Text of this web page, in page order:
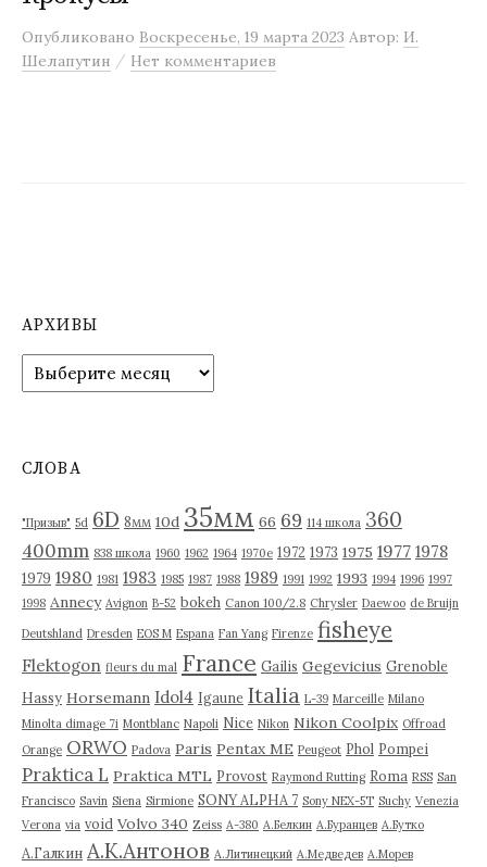
м
у
Опубликовано Воскресенье, 19 марта 2023 Автор: И.
Шелапутин / Нет комментариев
АРХИВЫ
р
в
СЛОВА
"Призыв" 5d 6D 8мм 10d 35мм 66 69 114 школа 360
400mm 838 школа 1960 1962 1964 1970е 1972 1973 1975 1977 1978
1979 1980 1981 1983 1985 1987 1988 1989 1991 1992 1993 1994 1996 1997
1998 Annecy Avignon B-52 bokeh Canon 100/2.8 Chrysler Daewoo de Bruijn
Deutshland Dresden EOS M Espana Fan Yang Firenze fisheye
Flektogon fleurs du mal France Gailis Gegevicius Grenoble
Hassy Horsemann Idol4 Igaune Italia L-39 Marceille Milano
Minolta dimage 7i Montblanc Napoli Nice Nikon Nikon Coolpix Offroad
Orange ORWO Padova Paris Pentax ME Peugeot Phol Pompei
Praktica L Praktica MTL Provost Raymond Rutting Roma RSS San
Francisco Savin Siena Sirmione SONY ALPHA 7 Sony NEX-5T Suchy Venezia
Verona via void Volvo 340 Zeiss А-380 А.Белкин А.Буранцев А.Бутко
А.Галкин А.К.Антонов А.Литинецкий А.Медведев А.Морев